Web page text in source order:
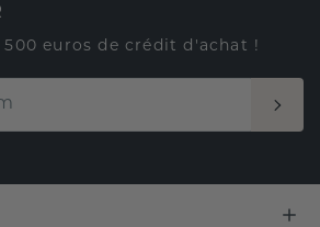
500 euros de crédit d'achat !